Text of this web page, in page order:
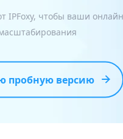
чтобы ваши
пробную версию